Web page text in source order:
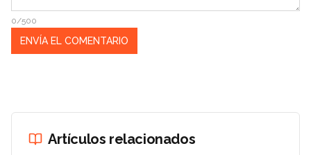
0/500
Artículos relacionados